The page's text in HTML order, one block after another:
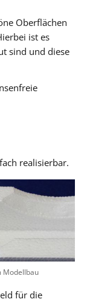
Oberflächen
ist es
sind und diese
realisierbar.
Modellbau
für die